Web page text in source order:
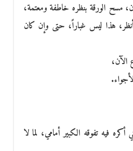
مسح الورقة بنظره خاطفة ومعتمة،
هذا ليس غباراً، حتى وإن كان
فيه تفوقه الكبير أمامي، لما لا